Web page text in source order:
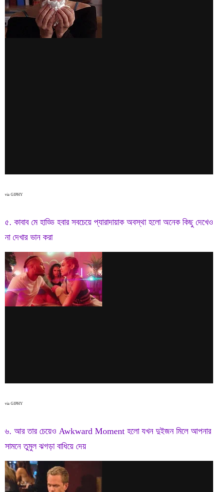
via GIPHY
৫. কাবাব মে হাড্ডি হবার সবচেয়ে প্যারাদায়াক অবস্থা হলো অনেক কিছু দেখেও
না দেখার ভান করা
via GIPHY
৬. আর তার চেয়েও Awkward Moment হলো যখন দুইজন মিলে আপনার
সামনে তুমুল ঝগড়া বাধিয়ে দেয়